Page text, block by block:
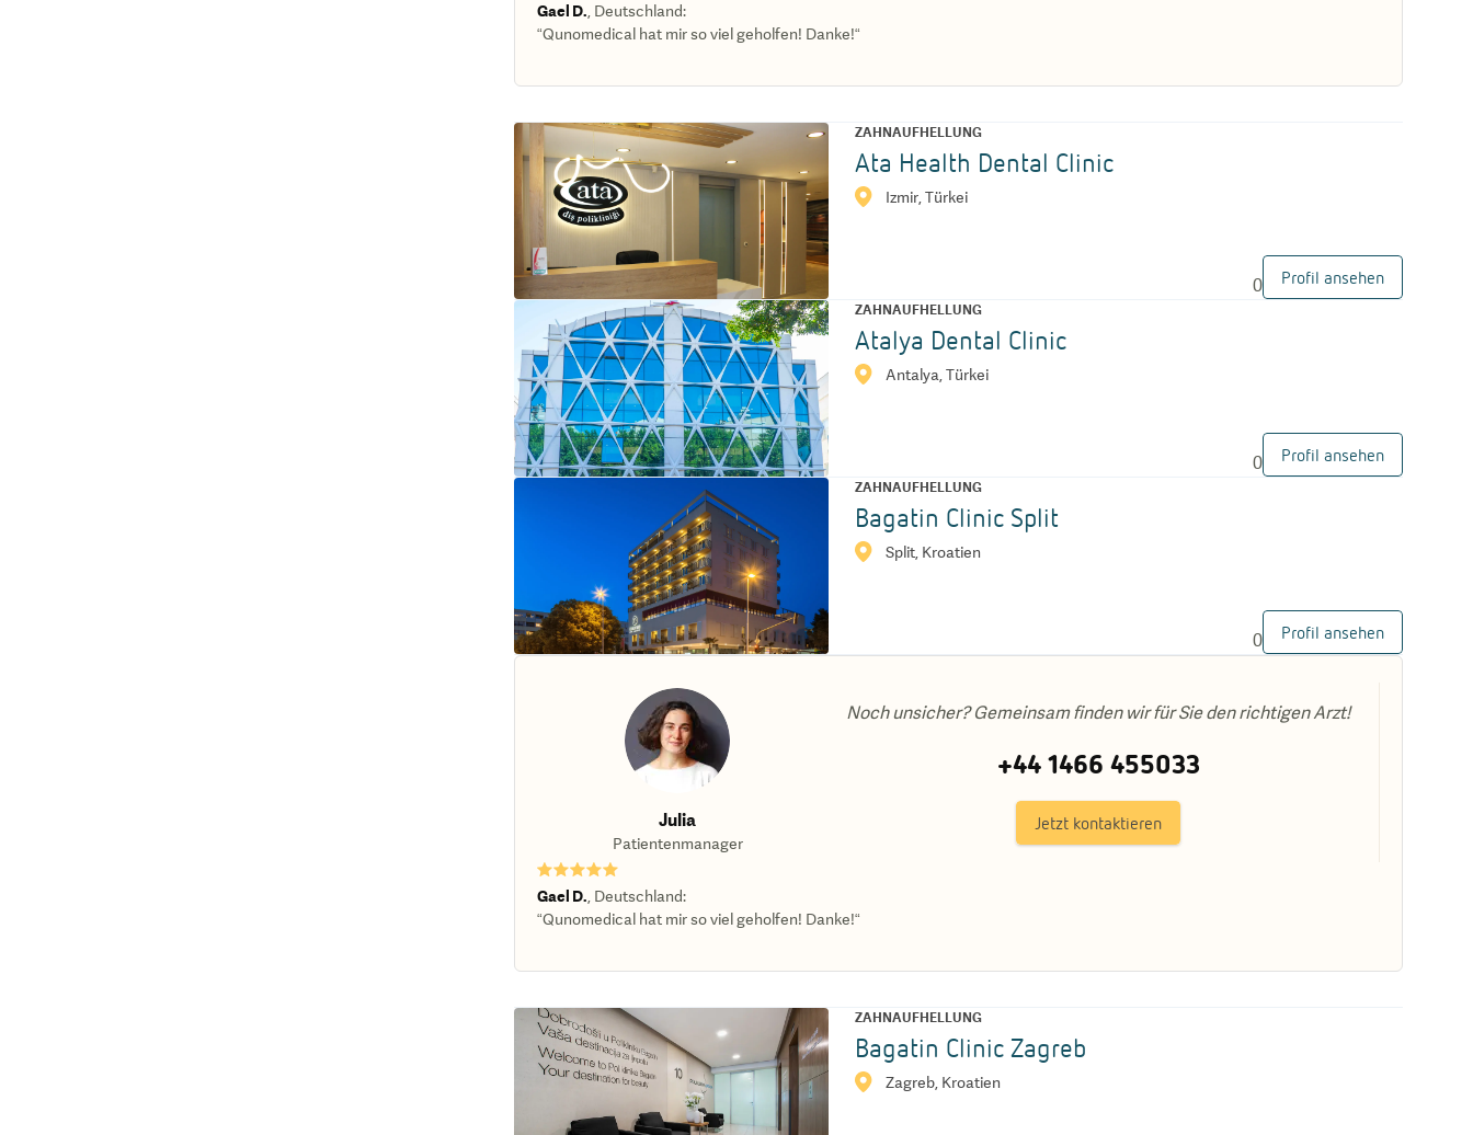
Gael D. Deutschland:
“Qunomedical hat mir so viel geholfen! Danke!“
ZAHNAUFHELLUNG
Ata Health Dental Clinic
Izmir, Türkei
0 Profil ansehen
ZAHNAUFHELLUNG
Atalya Dental Clinic
Antalya, Türkei
0 Profil ansehen
ZAHNAUFHELLUNG
Bagatin Clinic Split
Split, Kroatien
0 Profil ansehen
Julia
Patientenmanager
Noch unsicher? Gemeinsam finden wir für Sie den richtigen Arzt!
+44 1466 455033
Jetzt kontaktieren
★★★★★
Gael D. Deutschland:
“Qunomedical hat mir so viel geholfen! Danke!“
ZAHNAUFHELLUNG
Bagatin Clinic Zagreb
Zagreb, Kroatien